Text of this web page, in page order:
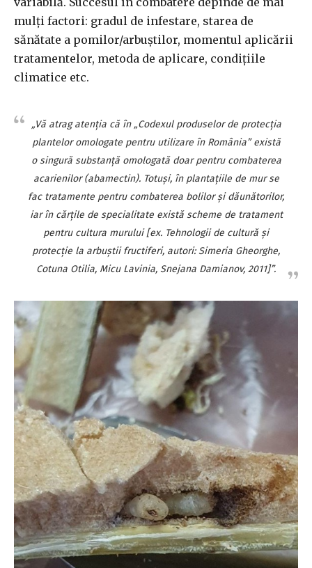
mulți factori: gradul de infestare, starea de
sănătate a pomilor/arbuștilor, momentul aplicării
tratamentelor, metoda de aplicare, condițiile
climatice etc.
„Vă atrag atenția că în „Codexul produselor de protecția
plantelor omologate pentru utilizare în România” există
o singură substanță omologată doar pentru combaterea
acarienilor (abamectin). Totuși, în plantațiile de mur se
fac tratamente pentru combaterea bolilor și dăunătorilor,
iar în cărțile de specialitate există scheme de tratament
pentru cultura murului [ex. Tehnologii de cultură și
protecție la arbuștii fructiferi, autori: Simeria Gheorghe,
Cotuna Otilia, Micu Lavinia, Snejana Damianov, 2011]”.